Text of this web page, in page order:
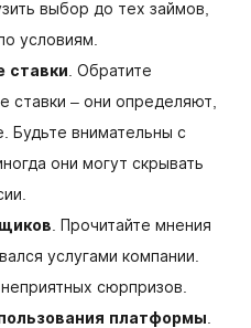
выбор до тех займов,
условиям.
ставки . Обратите
ставки – они определяют,
Будьте внимательны с
они могут скрывать
. Прочитайте мнения
услугами компании.
сюрпризов.
платформы